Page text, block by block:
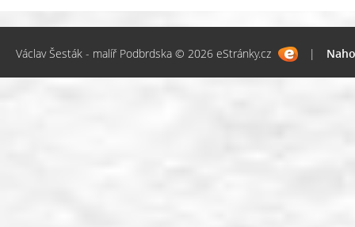
Václav Šesták - malíř Podbrdska © 2026 eStránky.cz |